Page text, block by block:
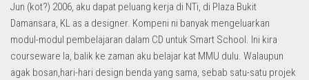
Jun (kot?) 2006, aku dapat peluang kerja di NTi, di Plaza Bukit
Damansara, KL as a designer. Kompeni ni banyak mengeluarkan
modul-modul pembelajaran dalam CD untuk Smart School. Ini kira
courseware la, balik ke zaman aku belajar kat MMU dulu. Walaupun
agak bosan,hari-hari design benda yang sama, sebab satu-satu projek